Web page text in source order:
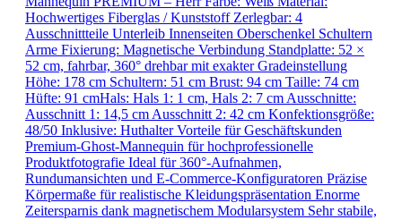
Hochwertiges Fiberglas / Kunststoff Zerlegbar: 4
Ausschnittteile Unterleib Innenseiten Oberschenkel Schultern
Arme Fixierung: Magnetische Verbindung Standplatte: 52 ×
52 cm, fahrbar, 360° drehbar mit exakter Gradeinstellung
Höhe: 178 cm Schultern: 51 cm Brust: 94 cm Taille: 74 cm
Hüfte: 91 cmHals: Hals 1: 1 cm, Hals 2: 7 cm Ausschnitte:
Ausschnitt 1: 14,5 cm Ausschnitt 2: 42 cm Konfektionsgröße:
48/50 Inklusive: Huthalter Vorteile für Geschäftskunden
Premium-Ghost-Mannequin für hochprofessionelle
Produktfotografie Ideal für 360°-Aufnahmen,
Rundumansichten und E-Commerce-Konfiguratoren Präzise
Körpermaße für realistische Kleidungspräsentation Enorme
Zeitersparnis dank magnetischem Modularsystem Sehr stabile,